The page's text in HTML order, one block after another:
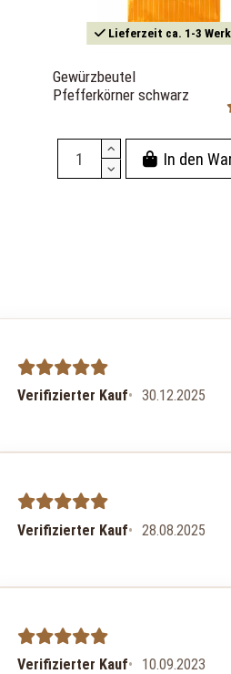
Lieferzeit ca. 1-3
Gewürzbeutel
Pfefferkörner schwarz
In den
Verifizierter Kauf 30.12.2025
Verifizierter Kauf 28.08.2025
Verifizierter Kauf 10.09.2023